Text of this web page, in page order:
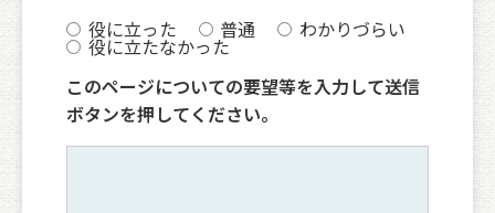
役に立った
普通 わかりづらい
役に立たなかった
このページについての要望等を入力して送信
ボタンを押してください。